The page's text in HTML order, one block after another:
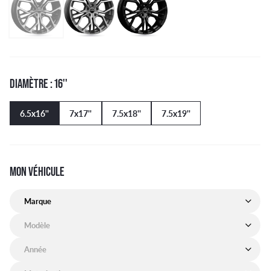
DIAMÈTRE : 16''
6.5x16'' 7x17'' 7.5x18'' 7.5x19''
MON VÉHICULE